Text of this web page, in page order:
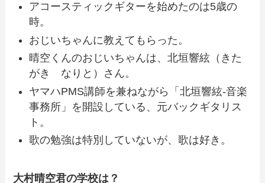
アコースティックギターを始めたのは5歳の
時。
おじいちゃんに教えてもらった。
晴空くんのおじいちゃんは、北垣響絃（きた
がき なりと）さん。
ヤマハPMS講師を兼ねながら「北垣響絃-音楽
事務所」を開設している、元バックギタリス
ト 。
歌の勉強は特別していないが、歌は好き。
大村晴空君の学校は？